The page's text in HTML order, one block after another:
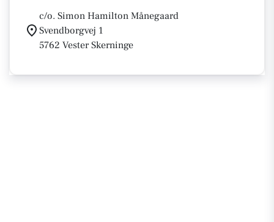
c/o. Simon Hamilton Månegaard
Svendborgvej 1
5762 Vester Skerninge